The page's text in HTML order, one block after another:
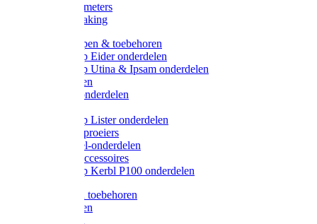
Wegers en meters
Video bewaking
Weidepompen & toebehoren
Weidepomp Eider onderdelen
Weidepomp Utina & Ipsam onderdelen
Drinkbakken
Drinkbak onderdelen
Weidepomp Lister onderdelen
Nippels / Sproeiers
Drinknippel-onderdelen
Drinkbak accessoires
Weidepomp Kerbl P100 onderdelen
Oormerken toebehoren
Enkelbanden